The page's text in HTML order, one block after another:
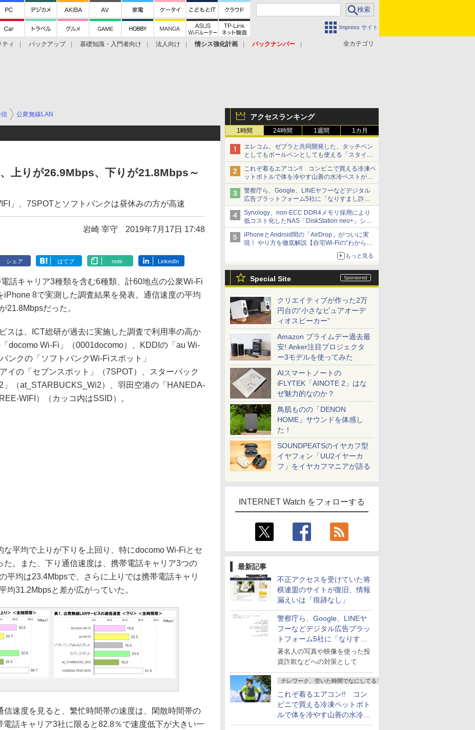
Impress サイト
全カテゴリ
ティ バックアップ 基礎知識・入門者向け 法人向け 情シス強化計画
バックナンバー
アクセスランキング
1時間 24時間 1週間 1カ月
エレコム、ゼブラと共同開発した、タッチペン
としてもボールペンとしても使える「スタイラ
スツーウェイ」発売 iPadにも紙にも、持ち替
えずに書き込める
これぞ着るエアコン!! コンビニで買える冷凍ペ
ットボトルで体を冷やす山善の水冷ベストがロ
ードバイクにちょうどいい【ぼっち・ざ・ろー
ど！その14】【空いた時間でなにしてる？】
警察庁ら、Google、LINEヤフーなどデジタル
広告プラットフォーム5社に「なりすまし詐欺
広告」対策強化を要請 著名人の写真や映像を
使った投資詐欺などへの対策として
Synology、non-ECC DDR4メモリ採用により
低コスト化したNAS「DiskStation neo+」シリ
ーズ 予算を抑えて導入でき、ECCメモリへの
アップグレードも可能
iPhoneとAndroid間の「AirDrop」がついに実
現！ やり方を徹底解説【自宅Wi-Fiの“わからな
もっと見る
Special Site
クリエイティブが作った2万
円台の“小さなピュアオーデ
ィオスピーカー”
Amazon プライムデー過去最
安! Anker注目プロジェクタ
ー3モデルを使ってみた
AIスマートノートの
iFLYTEK「AINOTE 2」はな
ぜ魅力的なのか？
鳥肌ものの「DENON
HOME」サウンドを体感し
た！
SOUNDPEATSのイヤカフ型
イヤフォン「UU2イヤーカ
フ」をイヤカフマニアが語る
INTERNET Watch をフォローする
最新記事
不正アクセスを受けていた将
棋連盟のサイトが復旧、情報
漏えいは「痕跡なし」
警察庁ら、Google、LINEヤ
フーなどデジタル広告プラッ
トフォーム5社に「なりすま
し詐欺広告」対策強化を要請
著名人の写真や映像を使った投
資詐欺などへの対策として
テレワーク、空いた時間でなにしてる？
これぞ着るエアコン!! コン
ビニで買える冷凍ペットボト
ルで体を冷やす山善の水冷ベ
ストがロードバイクにちょう
公衆無線LAN
上りが26.9Mbps、下りが21.8Mbps～
」、7SPOTとソフトバンクは昼休みの方が高速
岩崎 宰守 2019年7月17日 17:48
シェア はてブ note LinkedIn
話キャリア3種類を含む6種類、計60地点の公衆Wi-Fi
iPhone 8で実測した調査結果を発表。通信速度の平均
21.8Mbpsだった。
スは、ICT総研が過去に実施した調査で利用率の高か
docomo Wi-Fi」（0001docomo）、KDDIの「au Wi-
ンクの「ソフトバンクWi-Fiスポット」
イの「セブンスポット」（7SPOT）、スターバック
」（at_STARBUCKS_Wi2）、羽田空港の「HANEDA-
WIFI）（カッコ内はSSID）。
平均で上りが下りを上回り、特にdocomo Wi-Fiとセ
た。また、下り通信速度は、携帯電話キャリア3つの
平均は23.4Mbpsで、さらに上りでは携帯電話キャリ
均31.2Mbpsと差が広がっていた。
速度を見ると、繁忙時間帯の速度は、閑散時間帯の
話キャリア3社に限ると82.8％で速度低下が大きい一